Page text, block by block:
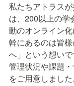
私たちアトラス
は、200以上の学
動のオンライン
幹にあるのは皆
へ」という想い
管理状況や課題
をご用意しました